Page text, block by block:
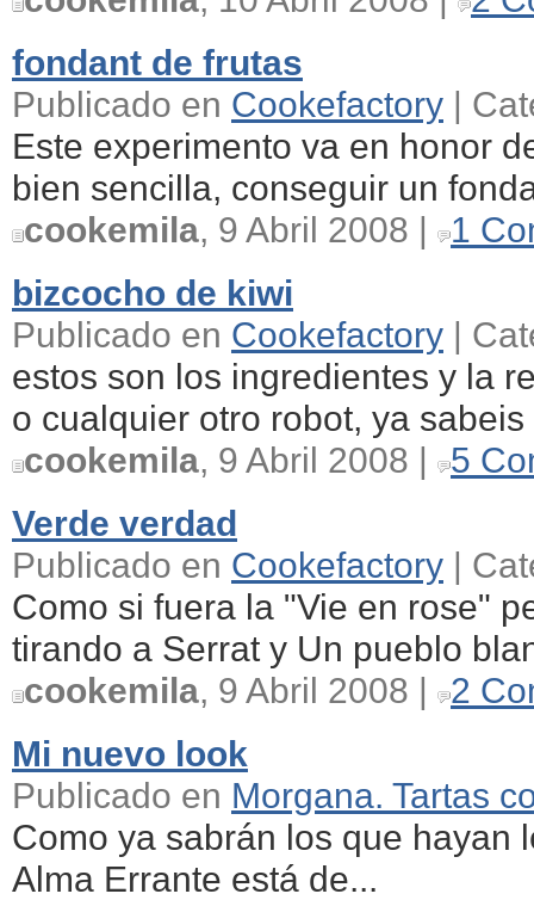
fondant de frutas
Publicado en Cookefactory |
Este experimento va en honor
bien sencilla, conseguir un
cookemila, 9 Abril 2008 |
1
bizcocho de kiwi
Publicado en Cookefactory |
estos son los ingredientes y la
o cualquier otro robot, ya
cookemila, 9 Abril 2008 |
5
Verde verdad
Publicado en Cookefactory |
Como si fuera la "Vie en rose"
tirando a Serrat y Un pueblo
cookemila, 9 Abril 2008 |
2
Mi nuevo look
Publicado en Morgana. Tartas
Como ya sabrán los que hayan
Alma Errante está de...